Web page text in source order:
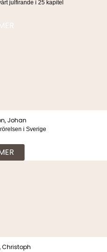
julfirande i 25 kapitel
Johan
i Sverige
Christoph